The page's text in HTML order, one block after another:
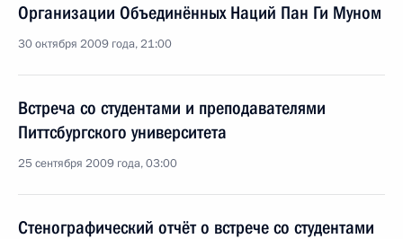
Организации Объединённых Наций Пан Ги Муном
30 октября 2009 года, 21:00
Встреча со студентами и преподавателями
Питтсбургского университета
25 сентября 2009 года, 03:00
Стенографический отчёт о встрече со студентами